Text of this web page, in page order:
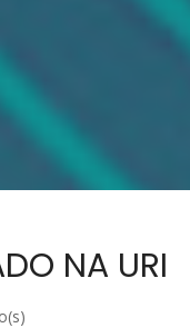
NA URI